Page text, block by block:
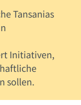
Tansanias
Initiativen,
sollen.